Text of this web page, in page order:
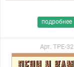
подробнее
Арт. ТРЕ-32